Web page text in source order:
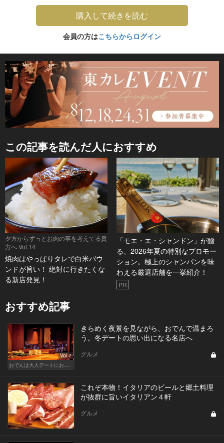
購入して続きを読む
会員の方はこちらからログイン
この記事を読んだ人におすすめ
夕方からずっとお肉の事を考えてる貴
方へ Vol.14
焼肉はやっぱりタレで白米バウ
ンドが旨い！ 絶対に行きたくな
る新店発見！
「モエ・エ・シャンドン」が贈
る、2026年夏の特別なプロモー
ション。極上のシャンパンを味
わえる厳選店舗を一挙紹介！
PR
おすすめ記事
Vol.7
おでんは大人デートにおすすめ！ふたりで温まろう
きらめく夜景を見ながら、おでんで温まろ
う。冬デートの思い出になる名店へ
グルメ
これぞ本物！イタリアのビールと郷土料理
が抜群に旨いイタリアン４軒
グルメ